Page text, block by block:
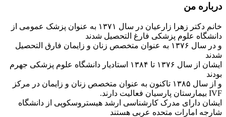
درباره من
خانم دکتر زهرا زارعیان در سال ۱۳۷۱ به عنوان پزشک عمومی از
دانشگاه علوم پزشکی فارغ التحصیل شدند
و در سال ۱۳۷۶ به عنوان متخصص زنان و زایمان فارق التحصیل
شدند
ایشان از سال ۱۳۷۶ تا ۱۳۸۴ استادیار دانشگاه علوم پزشکی جهرم
بودند
و از سال ۱۳۸۵ تاکنون به عنوان متخصص زنان و زایمان در مرکز
IVF بیمارستان پارسیان فعالیت دارند.
ایشان دارای مدرک کارشناسی ارشد هیستروسکوپی از دانشگاه
شارجه امارات متحده عربی هستند